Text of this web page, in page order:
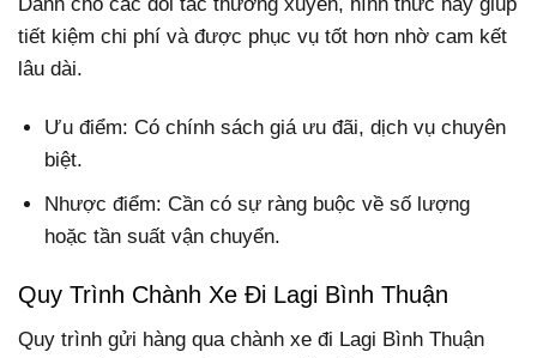
tiết kiệm chi phí và được phục vụ tốt hơn nhờ cam kết
lâu dài.
Ưu điểm: Có chính sách giá ưu đãi, dịch vụ chuyên
biệt.
Nhược điểm: Cần có sự ràng buộc về số lượng
hoặc tần suất vận chuyển.
Quy Trình Chành Xe Đi Lagi Bình Thuận
Quy trình gửi hàng qua chành xe đi Lagi Bình Thuận